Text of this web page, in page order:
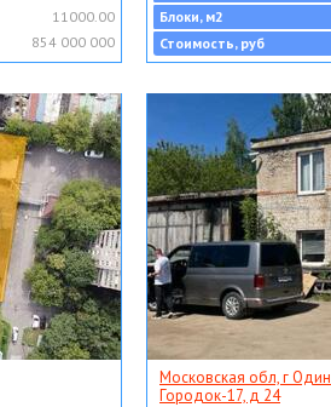
11000.00
854 000 000
Блоки, м2
Стоимость, руб
Московская обл, г
Городок-17, д 24